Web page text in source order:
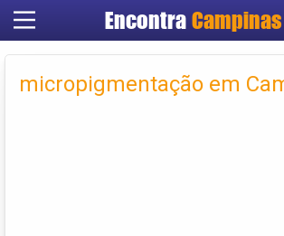
Encontra Campinas
Cadastrar
Fazer login
Criar conta
micropigmentação em